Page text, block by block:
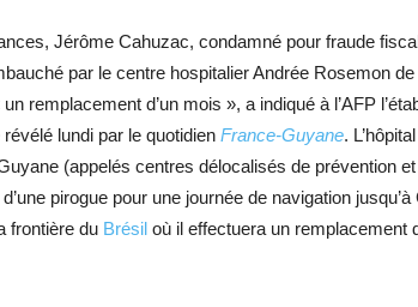
Jérôme Cahuzac, condamné pour fraude
par le centre hospitalier Andrée Rosemon
remplacement d’un mois », a indiqué à l’AFP
lundi par le quotidien France-Guyane.
(appelés centres délocalisés de prévention et
pirogue pour une journée de navigation
frontière du Brésil où il effectuera un remplacement